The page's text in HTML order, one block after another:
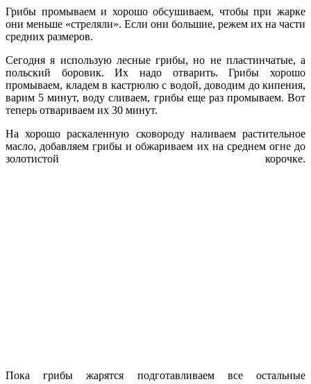
Грибы промываем и хорошо обсушиваем, чтобы при жарке
они меньше «стреляли». Если они большие, режем их на части
средних размеров.
Сегодня я использую лесные грибы, но не пластинчатые, а
польский боровик. Их надо отварить. Грибы хорошо
промываем, кладем в кастрюлю с водой, доводим до кипения,
варим 5 минут, воду сливаем, грибы еще раз промываем. Вот
теперь отвариваем их 30 минут.
На хорошо раскаленную сковороду наливаем растительное
масло, добавляем грибы и обжариваем их на среднем огне до
золотистой корочке.
Пока грибы жарятся подготавливаем все остальные